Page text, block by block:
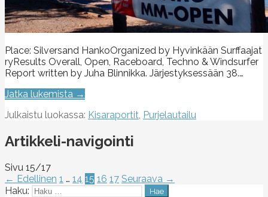
Place: Silversand HankoOrganized by Hyvinkään Surffaajat
ryResults Overall, Open, Raceboard, Techno & Windsurfer
Report written by Juha Blinnikka. Järjestyksessään 38.…
Jatka lukemista →
Julkaistu luokassa: Kisaraportit, Purjelautailu
Artikkeli-navigointi
Sivu 15/17
← Edellinen 1 … 14 15 16 17 Seuraava →
Haku: